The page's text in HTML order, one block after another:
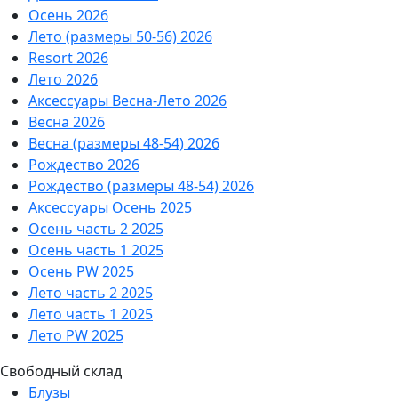
Осень 2026
Лето (размеры 50-56) 2026
Resort 2026
Лето 2026
Аксессуары Весна-Лето 2026
Весна 2026
Весна (размеры 48-54) 2026
Рождество 2026
Рождество (размеры 48-54) 2026
Аксессуары Осень 2025
Осень часть 2 2025
Осень часть 1 2025
Осень PW 2025
Лето часть 2 2025
Лето часть 1 2025
Лето PW 2025
Свободный склад
Блузы